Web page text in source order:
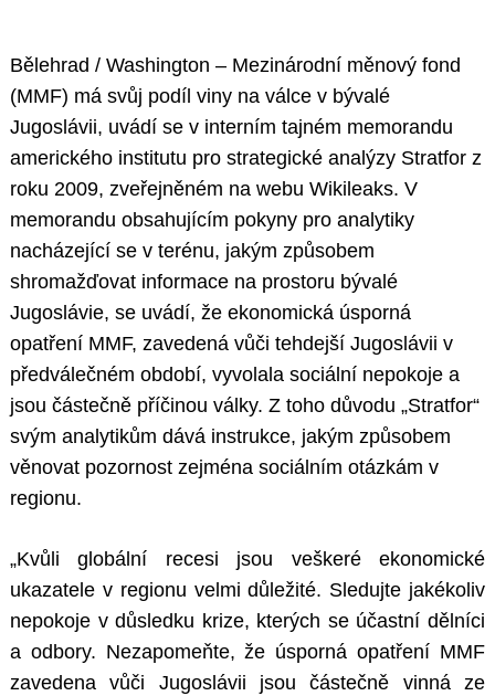
Bělehrad / Washington – Mezinárodní měnový fond
(MMF) má svůj podíl viny na válce v bývalé
Jugoslávii, uvádí se v interním tajném memorandu
amerického institutu pro strategické analýzy Stratfor z
roku 2009, zveřejněném na webu Wikileaks. V
memorandu obsahujícím pokyny pro analytiky
nacházející se v terénu, jakým způsobem
shromažďovat informace na prostoru bývalé
Jugoslávie, se uvádí, že ekonomická úsporná
opatření MMF, zavedená vůči tehdejší Jugoslávii v
předválečném období, vyvolala sociální nepokoje a
jsou částečně příčinou války. Z toho důvodu „Stratfor“
svým analytikům dává instrukce, jakým způsobem
věnovat pozornost zejména sociálním otázkám v
regionu.
„Kvůli globální recesi jsou veškeré ekonomické
ukazatele v regionu velmi důležité. Sledujte jakékoliv
nepokoje v důsledku krize, kterých se účastní dělníci
a odbory. Nezapomeňte, že úsporná opatření MMF
zavedena vůči Jugoslávii jsou částečně vinná ze